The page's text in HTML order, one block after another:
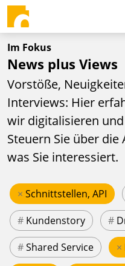
Im Fokus
News plus Views
Vorstöße,
Interviews: Hier
wir digitalisieren
Steuern Sie über
was Sie interessiert.
× Schnittstellen, API
# Kundenstory #
#Shared Service ×